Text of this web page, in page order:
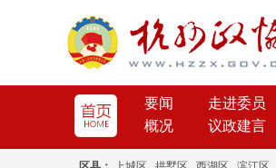
要闻 走进委员
概况
议政建言